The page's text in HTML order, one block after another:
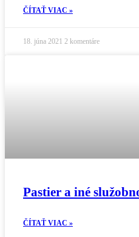
ČÍTAŤ VIAC »
18. júna 2021 2 komentáre
Pastier a iné
ČÍTAŤ VIAC »